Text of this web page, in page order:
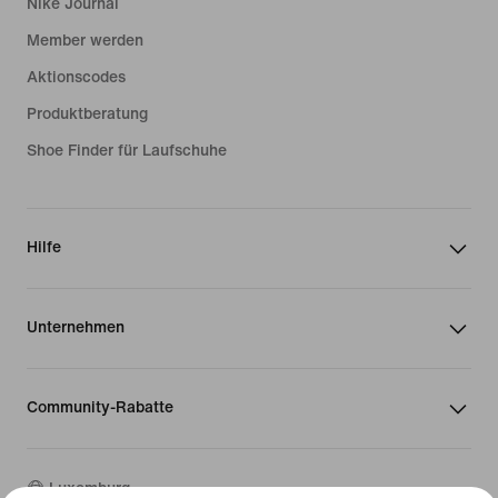
mit Reißverschluss sowohl offen als
auch geschlossen tragen kannst.
an den Kapuzen sowie eingestickten
Ösen, durch die die Luft besser
Fleece spendet dir Wärme, ohne seine
einem Modell mit speziell geformten
Terry hingegen fühlt sich so weich
Nike Journal
Member werden
Aktionscodes
Produktberatung
Shoe Finder für Laufschuhe
Hilfe
Unternehmen
Community-Rabatte
Luxemburg